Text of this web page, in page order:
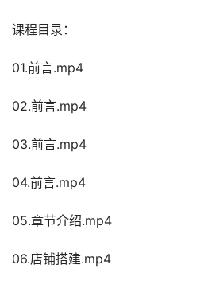
课程目录：
01.前言.mp4
02.前言.mp4
03.前言.mp4
04.前言.mp4
05.章节介绍.mp4
06.店铺搭建.mp4